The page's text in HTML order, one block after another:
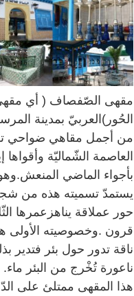
مقهى الصّفصاف ( أي
الحُور)العربيّ بمدينة
من أجمل مقاهي ضواحي
العاصمة الشّماليّة وأقواها
بأجواء الماضي
يستمدّ تسميته هذه من
حور عملاقة يناهزعمرها
قرون .وخصوصيته الأولى
ناقة تدور حول بئر فتدير
ناعورة تُخْرج من البئر ماء.
هذا المقهى ممتلئ على